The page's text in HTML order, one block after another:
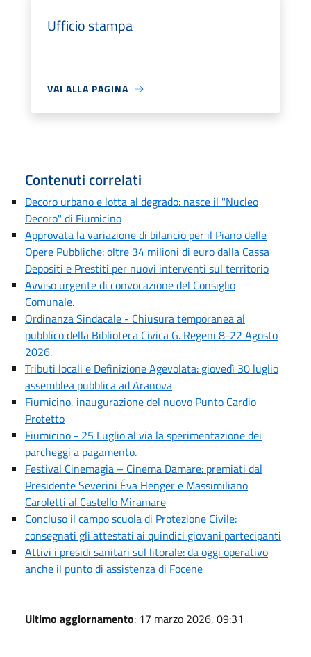
Ufficio stampa
VAI ALLA PAGINA
Contenuti correlati
Decoro urbano e lotta al degrado: nasce il "Nucleo
Decoro" di Fiumicino
Approvata la variazione di bilancio per il Piano delle
Opere Pubbliche: oltre 34 milioni di euro dalla Cassa
Depositi e Prestiti per nuovi interventi sul territorio
Avviso urgente di convocazione del Consiglio
Comunale.
Ordinanza Sindacale - Chiusura temporanea al
pubblico della Biblioteca Civica G. Regeni 8-22 Agosto
2026.
Tributi locali e Definizione Agevolata: giovedì 30 luglio
assemblea pubblica ad Aranova
Fiumicino, inaugurazione del nuovo Punto Cardio
Protetto
Fiumicino - 25 Luglio al via la sperimentazione dei
parcheggi a pagamento.
Festival Cinemagia – Cinema Damare: premiati dal
Presidente Severini Éva Henger e Massimiliano
Caroletti al Castello Miramare
Concluso il campo scuola di Protezione Civile:
consegnati gli attestati ai quindici giovani partecipanti
Attivi i presidi sanitari sul litorale: da oggi operativo
anche il punto di assistenza di Focene
Ultimo aggiornamento: 17 marzo 2026, 09:31